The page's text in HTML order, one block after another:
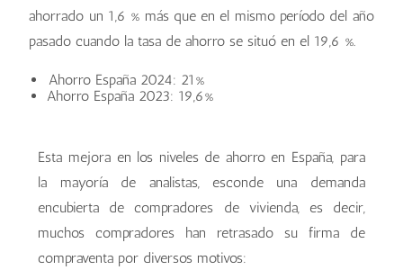
ahorrado un 1,6 % más que en el mismo período del año
pasado cuando la tasa de ahorro se situó en el 19,6 %.
Ahorro España 2024: 21%
Ahorro España 2023: 19,6%
Esta mejora en los niveles de ahorro en España, para
la mayoría de analistas, esconde una demanda
encubierta de compradores de vivienda, es decir,
muchos compradores han retrasado su firma de
compraventa por diversos motivos: